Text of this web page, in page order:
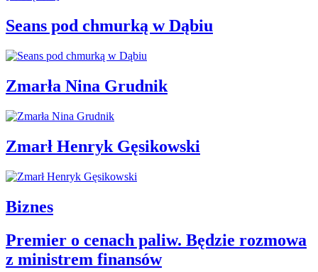
Seans pod chmurką w Dąbiu
Zmarła Nina Grudnik
Zmarł Henryk Gęsikowski
Biznes
Premier o cenach paliw. Będzie rozmowa
z ministrem finansów